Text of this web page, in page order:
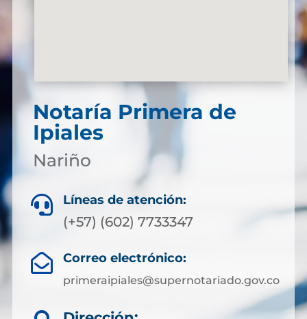
Notaría Primera de
Ipiales
Nariño
 Líneas de atención:
(+57) (602) 7733347
 Correo electrónico:
primeraipiales@supernotariado.gov.co